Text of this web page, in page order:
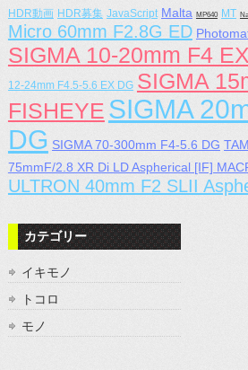
HDR動画 HDR募集 JavaScript Malta MP640 MT
Micro 60mm F2.8G ED
SIGMA 10-20mm F4
12-24mm F4.5-5.6 EX DG SIGMA
FISHEYE SIGMA
DG SIGMA 70-300mm F4-5.6 DG
75mmF/2.8 XR Di LD Aspherical [IF]
ULTRON 40mm F2 SLII
カテゴリー
イキモノ
トコロ
モノ